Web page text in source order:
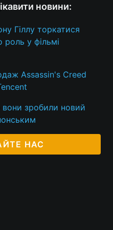
новини:
Гіллу торкатися
у фільмі
Assassin's Creed
вони зробили новий
НАС